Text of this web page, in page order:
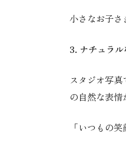
小さなお子さ
3. ナチュラ
スタジオ写
の自然な表情
「いつもの